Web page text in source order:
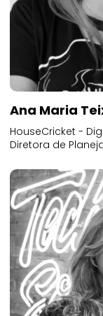
Ana Maria
HouseCricket -
Diretora de